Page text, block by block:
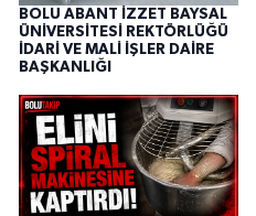
BOLU ABANT İZZET BAYSAL
ÜNİVERSİTESİ REKTÖRLÜĞÜ
İDARİ VE MALİ İŞLER DAİRE
BAŞKANLIĞI